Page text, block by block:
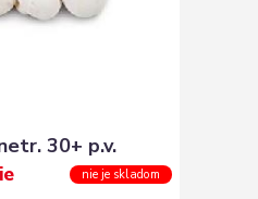
30+ p.v.
nie je skladom